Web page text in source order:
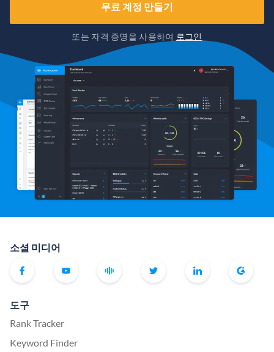
무료 계정 만들기
또는 자격 증명을 사용하여 로그인
소셜 미디어
도구
Rank Tracker
Keyword Finder